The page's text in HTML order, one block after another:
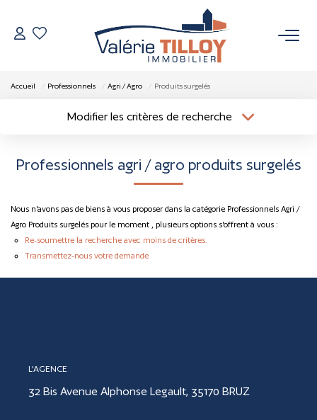
VENDRE
L’AGENCE
Qui Sommes Nous
Accueil Professionnels Agri / Agro Produits surgelés
Modifier les critères de recherche
Plus de critères Créer une alerte
Professionnels agri / agro produits surgelés
Nous n'avons pas de biens à vous proposer dans la catégorie Professionnels Agri /
Agro Produits surgelés pour le moment , plusieurs options s'offrent à vous :
Re-soumettre la recherche avec moins de critères.
Transmettez-nous votre demande
L'AGENCE
32 Bis Avenue Alphonse Legault, 35170 BRUZ